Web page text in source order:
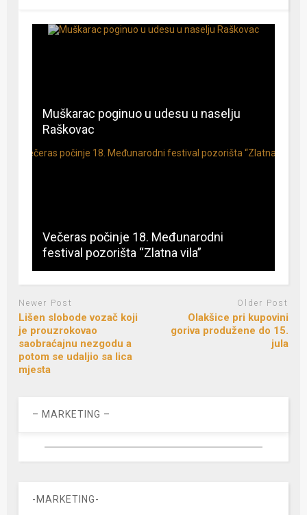
Muškarac poginuo u udesu u naselju
Raškovac
Večeras počinje 18. Međunarodni
festival pozorišta “Zlatna vila”
Newer Post
Lišen slobode vozač koji
je prouzrokovao
saobraćajnu nezgodu a
potom se udaljio sa lica
mjesta
Older Post
Olakšice pri kupovini
goriva produžene do 15.
jula
– MARKETING –
-MARKETING-